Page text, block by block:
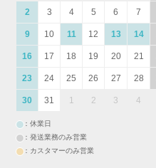
2 3 4 5 6 7
9 10 11 12 13 14
16 17 18 19 20 21
23 24 25 26 27 28
30 31 1 2 3 4
：休業日
：発送業務のみ営業
：カスタマーのみ営業